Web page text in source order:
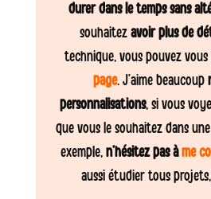
durer dans le temps sans
souhaitez avoir plus de
technique, vous pouvez
page. J’aime beaucoup
personnalisations, si vous
que vous le souhaitez dans
exemple, n’hésitez pas àme
aussi étudier tous projets,